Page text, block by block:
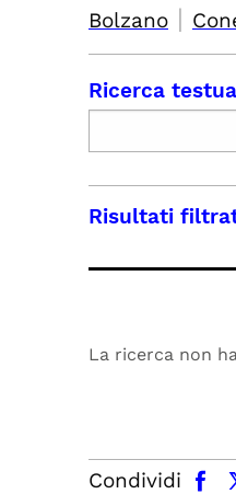
Bolzano |
Ricerca
Risultati
La ricerca non
Condividi
facebook